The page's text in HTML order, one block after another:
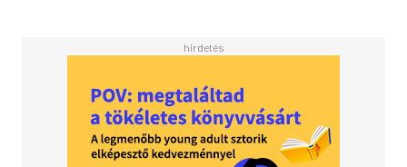
emberi hősiesség gyönyörű példája, és amelyben a
Olvasd el mások véleményét is!